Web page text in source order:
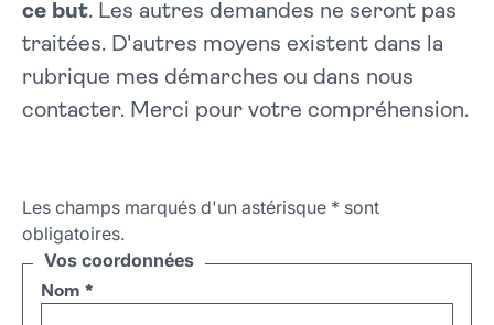
ce but. Les autres demandes ne seront pas
traitées. D'autres moyens existent dans la
rubrique mes démarches ou dans nous
contacter. Merci pour votre compréhension.
Les champs marqués d'un astérisque * sont
obligatoires.
Vos coordonnées
Nom *